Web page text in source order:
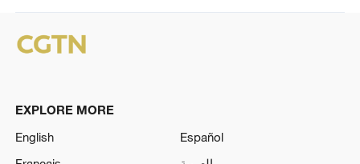
EXPLORE MORE
English
Español